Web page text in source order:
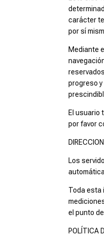
carácter
por sí
Mediante
progreso
El usuario
por favor
Los
Toda esta
el punto
POLÍTICA